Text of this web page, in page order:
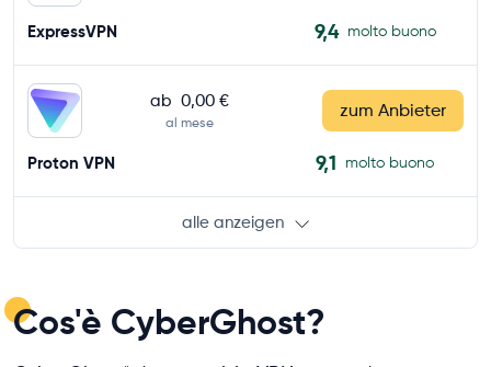
ExpressVPN 9,4 molto buono
ab 0,00 €
al mese
zum Anbieter
Proton VPN 9,1 molto buono
alle anzeigen
Cos'è CyberGhost?